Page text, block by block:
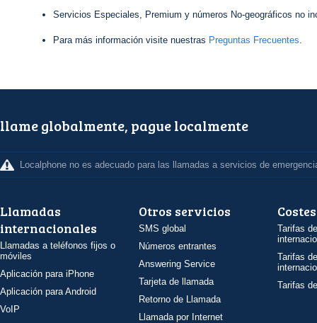
Servicios Especiales, Premium y números No-geográficos no
Para más información visite nuestras Preguntas Frecuentes.
llame globalmente, pague localmente
Localphone no es adecuado para las llamadas a servicios de
Llamadas
internacionales
Llamadas a teléfonos fijos o
móviles
Aplicación para iPhone
Aplicación para Android
VoIP
Otros servicios
SMS global
Números entrantes
Answering Service
Tarjeta de llamada
Retorno de Llamada
Llamada por Internet
Costes
Tarifas
Tarifas
Tarifas